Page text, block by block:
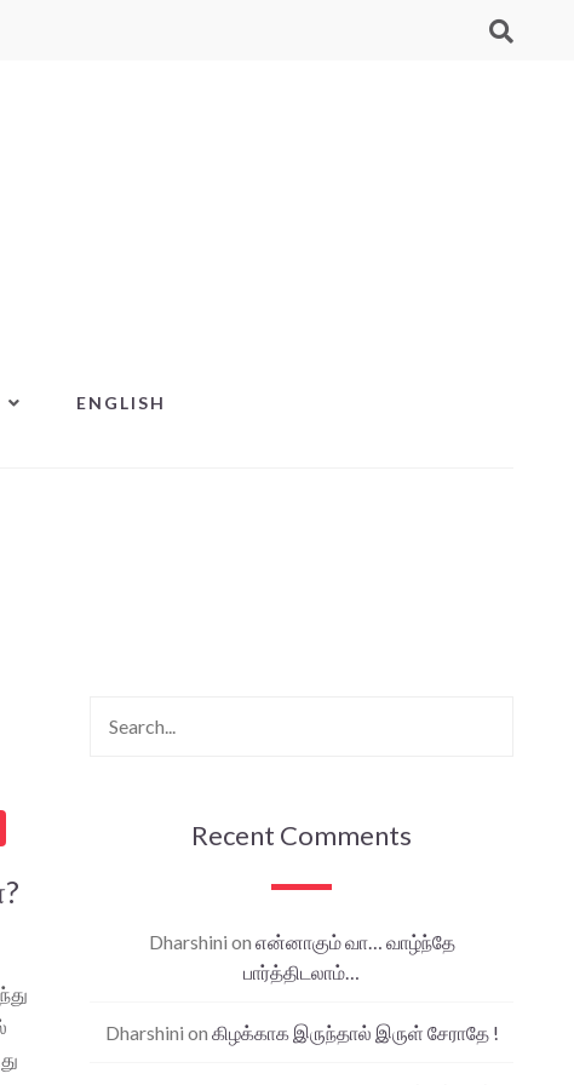
ENGLISH
Recent Comments
Dharshini on என்னாகும் வா… வாழ்ந்தே
பார்த்திடலாம்…
Dharshini on கிழக்காக இருந்தால் இருள் சேராதே !